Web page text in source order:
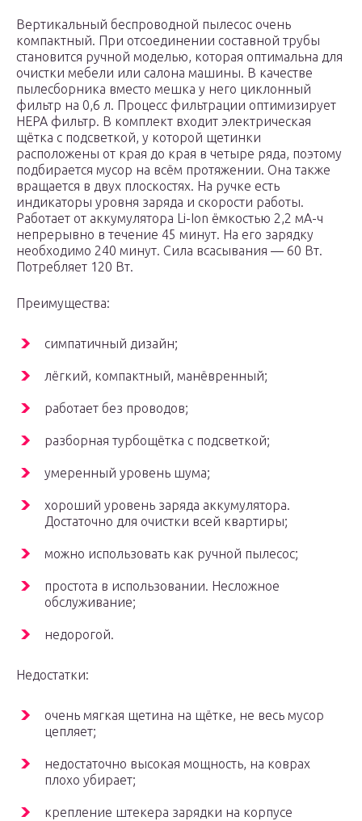
Вертикальный беспроводной пылесос очень
компактный. При отсоединении составной трубы
становится ручной моделью, которая оптимальна для
очистки мебели или салона машины. В качестве
пылесборника вместо мешка у него циклонный
фильтр на 0,6 л. Процесс фильтрации оптимизирует
НЕРА фильтр. В комплект входит электрическая
щётка с подсветкой, у которой щетинки
расположены от края до края в четыре ряда, поэтому
подбирается мусор на всём протяжении. Она также
вращается в двух плоскостях. На ручке есть
индикаторы уровня заряда и скорости работы.
Работает от аккумулятора Li-Ion ёмкостью 2,2 мА-ч
непрерывно в течение 45 минут. На его зарядку
необходимо 240 минут. Сила всасывания — 60 Вт.
Потребляет 120 Вт.
Преимущества:
симпатичный дизайн;
лёгкий, компактный, манёвренный;
работает без проводов;
разборная турбощётка с подсветкой;
умеренный уровень шума;
хороший уровень заряда аккумулятора.
Достаточно для очистки всей квартиры;
можно использовать как ручной пылесос;
простота в использовании. Несложное
обслуживание;
недорогой.
Недостатки:
очень мягкая щетина на щётке, не весь мусор
цепляет;
недостаточно высокая мощность, на коврах
плохо убирает;
крепление штекера зарядки на корпусе